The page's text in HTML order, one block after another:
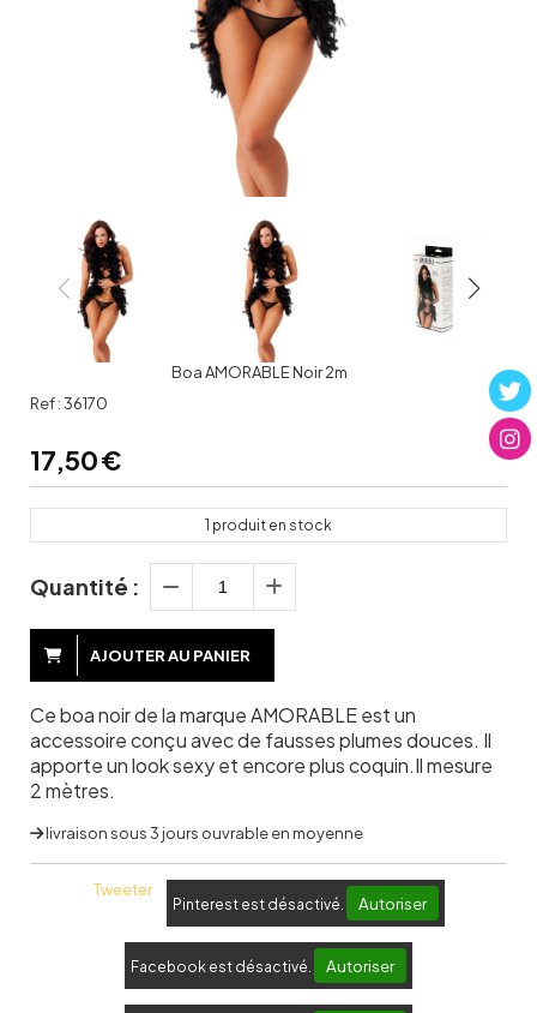
Boa AMORABLE Noir 2m
Ref :36170
17,50€
1 produit en stock
Quantité :
AJOUTER AU PANIER
Ce boa noir de la marque AMORABLE est un
accessoire conçu avec de fausses plumes douces. Il
apporte un look sexy et encore plus coquin.Il mesure
2 mètres.
livraison sous 3 jours ouvrable en moyenne
Tweeter
Pinterest est désactivé. Autoriser
Facebook est désactivé. Autoriser